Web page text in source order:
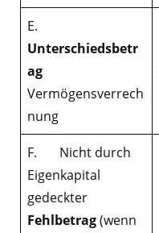
E.
Unterschiedsbetr
ag
Vermögensverrech
nung
F. Nicht durch
Eigenkapital
gedeckter
Fehlbetrag(wenn